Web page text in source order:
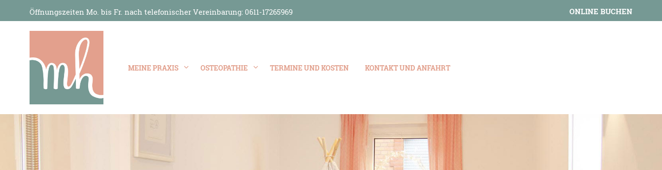
Öffnungszeiten Mo. bis Fr. nach telefonischer Vereinbarung: 0611-17265969 ONLINE BUCHEN
MEINE PRAXIS OSTEOPATHIE TERMINE UND KOSTEN KONTAKT UND ANFAHRT